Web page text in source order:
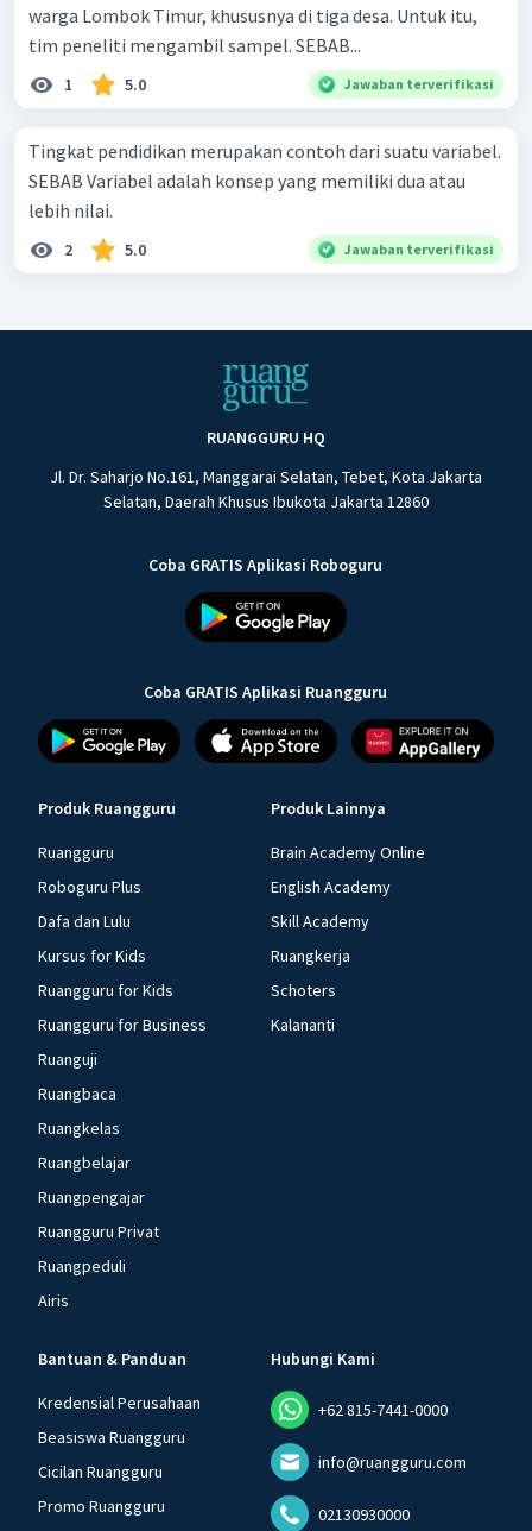
warga Lombok Timur, khususnya di tiga desa. Untuk itu,
tim peneliti mengambil sampel. SEBAB...
1 5.0 Jawaban terverifikasi
Tingkat pendidikan merupakan contoh dari suatu variabel.
SEBAB Variabel adalah konsep yang memiliki dua atau
lebih nilai.
2 5.0 Jawaban terverifikasi
RUANGGURU HQ
Jl. Dr. Saharjo No.161, Manggarai Selatan, Tebet, Kota Jakarta
Selatan, Daerah Khusus Ibukota Jakarta 12860
Coba GRATIS Aplikasi Roboguru
Coba GRATIS Aplikasi Ruangguru
Produk Ruangguru
Ruangguru
Roboguru Plus
Dafa dan Lulu
Kursus for Kids
Ruangguru for Kids
Ruangguru for Business
Ruanguji
Ruangbaca
Ruangkelas
Ruangbelajar
Ruangpengajar
Ruangguru Privat
Ruangpeduli
Airis
Produk Lainnya
Brain Academy Online
English Academy
Skill Academy
Ruangkerja
Schoters
Kalananti
Bantuan & Panduan
Kredensial Perusahaan
Beasiswa Ruangguru
Cicilan Ruangguru
Promo Ruangguru
Hubungi Kami
+62 815-7441-0000
info@ruangguru.com
02130930000